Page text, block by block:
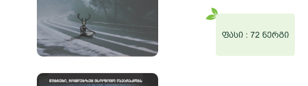
ფასი : 72 ნერგი